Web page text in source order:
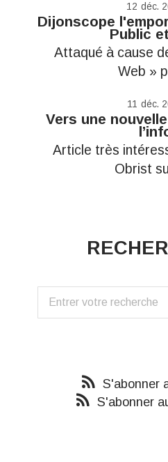
12 déc.
Dijonscope
Public
Attaqué à cause
Web »
11 déc.
Vers une
Article très
Obrist
S'abonner
S'abonner